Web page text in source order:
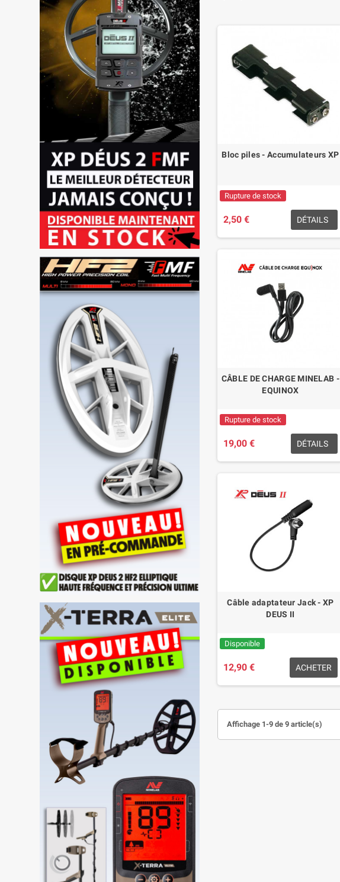
Bloc piles - Accumulateurs XP
Rupture de stock
2,50 € DÉTAILS
CÂBLE DE CHARGE MINELAB -
EQUINOX
Rupture de stock
19,00 € DÉTAILS
Câble adaptateur Jack - XP
DEUS II
Disponible
12,90 € ACHETER
Affichage 1-9 de 9 article(s)